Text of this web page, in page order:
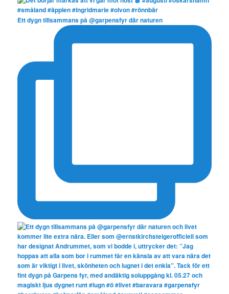
Ett dygn tillsammans på @garpensfyr där naturen